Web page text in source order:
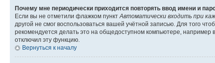
Почему мне периодически приходится повторять ввод имени и
Если вы не отметили флажком пункт Автоматически входить при
другой не смог воспользоваться вашей учётной записью. Для того
рекомендуется делать это на общедоступном компьютере, например
отключил эту функцию.
Вернуться к началу